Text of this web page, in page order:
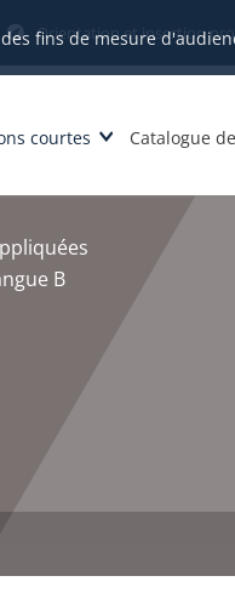
fins de mesure
Orientation et insertion
courtes Catalogue
B